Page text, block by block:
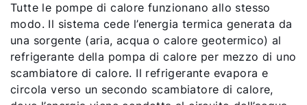
Tutte le pompe di calore funzionano allo stesso
modo. Il sistema cede l’energia termica generata da
una sorgente (aria, acqua o calore geotermico) al
refrigerante della pompa di calore per mezzo di uno
scambiatore di calore. Il refrigerante evapora e
circola verso un secondo scambiatore di calore,